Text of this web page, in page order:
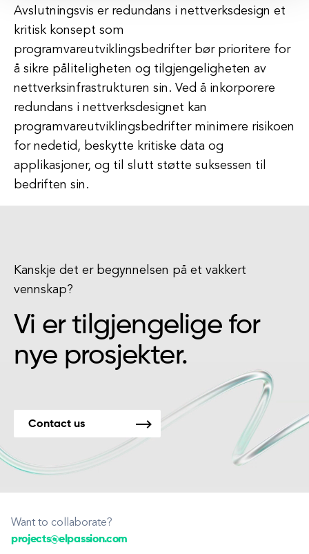
Avslutningsvis er redundans i nettverksdesign et
kritisk konsept som
programvareutviklingsbedrifter bør prioritere for
å sikre påliteligheten og tilgjengeligheten av
nettverksinfrastrukturen sin. Ved å inkorporere
redundans i nettverksdesignet kan
programvareutviklingsbedrifter minimere risikoen
for nedetid, beskytte kritiske data og
applikasjoner, og til slutt støtte suksessen til
bedriften sin.
Kanskje det er begynnelsen på et vakkert
vennskap?
Vi er tilgjengelige for
nye prosjekter.
Contact us
Want to collaborate?
projects@elpassion.com